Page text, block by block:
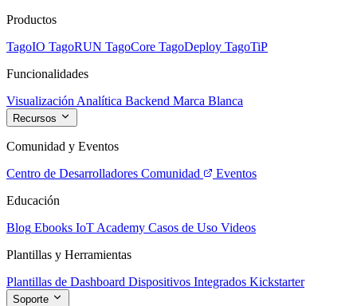
Productos
TagoIO TagoRUN TagoCore TagoDeploy TagoTiP
Funcionalidades
Visualización Analítica Backend Marca Blanca
Recursos
Comunidad y Eventos
Centro de Desarrolladores Comunidad
Eventos
Educación
Blog Ebooks IoT Academy Casos de Uso Videos
Plantillas y Herramientas
Plantillas de Dashboard Dispositivos Integrados Kickstarter
Soporte